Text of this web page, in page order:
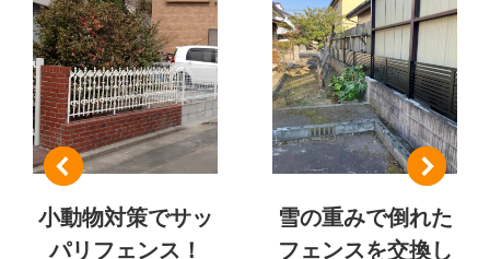
ナ
ビ
ゲ
ー
シ
小動物対策でサッ
パリフェンス！
雪の重みで倒れた
フェンスを交換し